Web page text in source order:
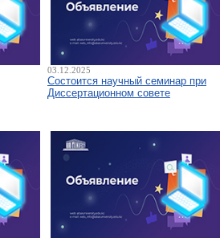
03.12.2025
Состоится научный семинар при
Диссертационном совете